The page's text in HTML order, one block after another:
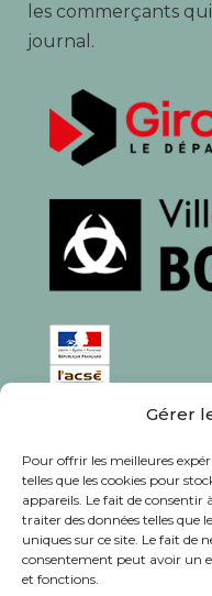
Gérer
Pour offrir les meilleures
telles que les cookies pour
appareils. Le fait de consentir
traiter des données telles
uniques sur ce site. Le fait de
consentement peut avoir un
et fonctions.
les commerçants
journal.
Rédaction, photos
associations du